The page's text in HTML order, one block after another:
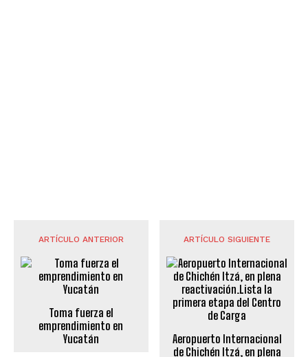
ARTÍCULO ANTERIOR
Toma fuerza el
emprendimiento en
Yucatán
ARTÍCULO SIGUIENTE
Aeropuerto Internacional
de Chichén Itzá, en plena